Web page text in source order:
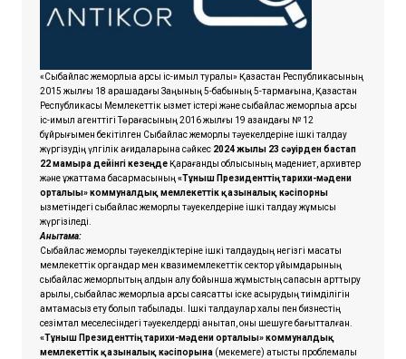
«Сыбайлас жемқорлыққа қарсы іс-қимыл туралы» Қазақстан Республикасының
2015 жылғы 18 қарашадағы Заңының 5-бабының 5-тармағына, Қазақстан
Республикасы Мемлекеттік қызмет істері және сыбайлас жемқорлыққа қарсы
іс-қимыл агенттігі Төрағасының 2016 жылғы 19 қазандағы № 12
бұйрығымен бекітілген Сыбайлас жемқорлық тәуекелдеріне ішкі талдау
жүргізудің үлгілік қағидаларына сәйкес2024 жылғы 23 сәуірден бастап
22 мамырға дейінгі кезеңдеҚарағанды облысының мәдениет, архивтер
және құжаттама басқармасының «Тұнғыш Президенттің тарихи-мәдени
орталығы» коммуналдық мемлекеттік қазыналық кәсіпорны
қызметіндегі сыбайлас жемқорлық тәуекелдеріне ішкі талдау жұмысы
жүргізіледі.
Анықтама:
Сыбайлас жемқорлық тәуекелдіктеріне ішкі талдаудың негізгі мақсаты
мемлекеттік органдар мен квазимемлекеттік сектор ұйымдарының
сыбайлас жемқорлықтың алдын алу бойынша жұмыстың сапасын арттыру
арқылы, сыбайлас жемқорлыққа қарсы саясатты іске асырудың тиімділігін
қамтамасыз ету болып табылады. Ішкі талдаулар халық пен бизнестің
сезімтал меселесіндегі тәуекелдерді анықтап, оны шешуге бағытталған.
«Тұнғыш Президенттің тарихи-мәдени орталығы» коммуналдық
мемлекеттік қазыналық кәсіпорынға(мекемеге) қатысты проблемалық